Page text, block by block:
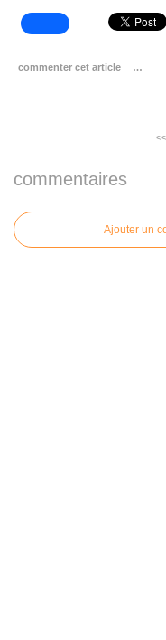
commenter cet article …
commentaires
Ajouter un